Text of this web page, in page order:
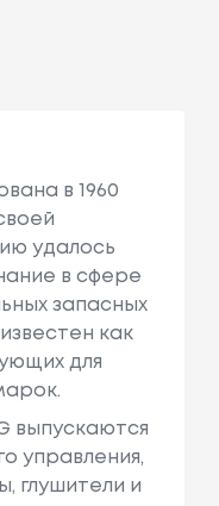
в 1960
удалось
в сфере
запасных
как
для
выпускаются
управления,
глушители и